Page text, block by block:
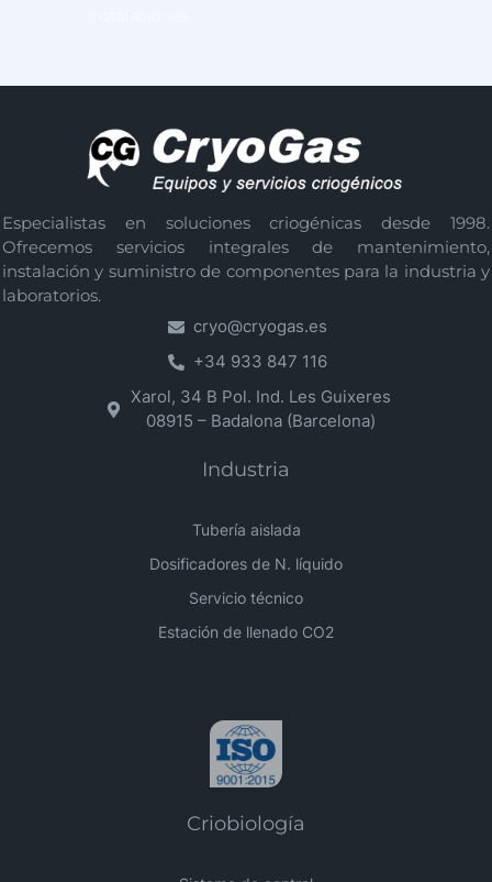
Especialistas en soluciones criogénicas desde 1998.
Ofrecemos servicios integrales de mantenimiento,
instalación y suministro de componentes para la industria y
laboratorios.
cryo@cryogas.es
+34 933 847 116
Xarol, 34 B Pol. Ind. Les Guixeres
08915 – Badalona (Barcelona)
Industria
Tubería aislada
Dosificadores de N. líquido
Servicio técnico
Estación de llenado CO2
Criobiología